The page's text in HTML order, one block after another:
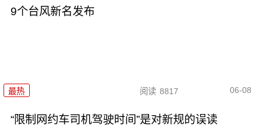
9个台风新名发布
最热 阅读 8817 06-08
“限制网约车司机驾驶时间”是对新规的误读